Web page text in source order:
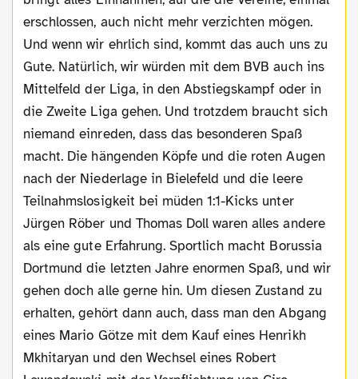
erschlossen, auch nicht mehr verzichten mögen.
Und wenn wir ehrlich sind, kommt das auch uns zu
Gute. Natürlich, wir würden mit dem BVB auch ins
Mittelfeld der Liga, in den Abstiegskampf oder in
die Zweite Liga gehen. Und trotzdem braucht sich
niemand einreden, dass das besonderen Spaß
macht. Die hängenden Köpfe und die roten Augen
nach der Niederlage in Bielefeld und die leere
Teilnahmslosigkeit bei müden 1:1-Kicks unter
Jürgen Röber und Thomas Doll waren alles andere
als eine gute Erfahrung. Sportlich macht Borussia
Dortmund die letzten Jahre enormen Spaß, und wir
gehen doch alle gerne hin. Um diesen Zustand zu
erhalten, gehört dann auch, dass man den Abgang
eines Mario Götze mit dem Kauf eines Henrikh
Mkhitaryan und den Wechsel eines Robert